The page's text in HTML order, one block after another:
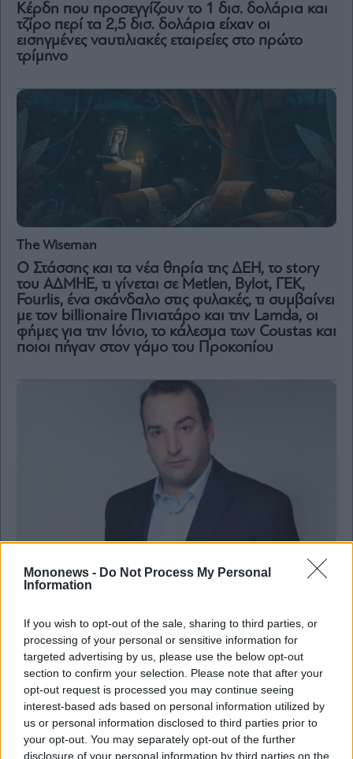
Mononews - Do Not Process My Personal
Information
If you wish to opt-out of the sale, sharing to third parties, or
processing of your personal or sensitive information for
targeted advertising by us, please use the below opt-out
section to confirm your selection. Please note that after your
opt-out request is processed you may continue seeing
interest-based ads based on personal information utilized by
us or personal information disclosed to third parties prior to
your opt-out. You may separately opt-out of the further
disclosure of your personal information by third parties on the
Κέρδη που προσεγγίζουν το 1 δισ. δολάρια και
τζίρο περί τα 2,5 δισ. δολάρια είχαν οι
εισηγμένες ναυτιλιακές εταιρείες στο πρώτο
τρίμηνο
The Wiseman
Ο Στάσσης και τα νέα θηρία της ΔΕΗ, το story
του ΑΔΜΗΕ, τι γίνεται σε Metlen, Bylot, ΓΕΚ,
Fourlis, ένα σκάνδαλο στις φυλακές, τι συμβαίνει
με τον billionaire Πινιατάρο και την Lamda, οι
φήμες για την Ιόνιο, το κάλεσμα των Coustas και
ποιοι πήγαν στον γάμο του Προκοπίου
Ναυτιλία
61,7 εκατ. δολάρια στο τρίμηνο και κέρδη 28
εκατ. δολάρια